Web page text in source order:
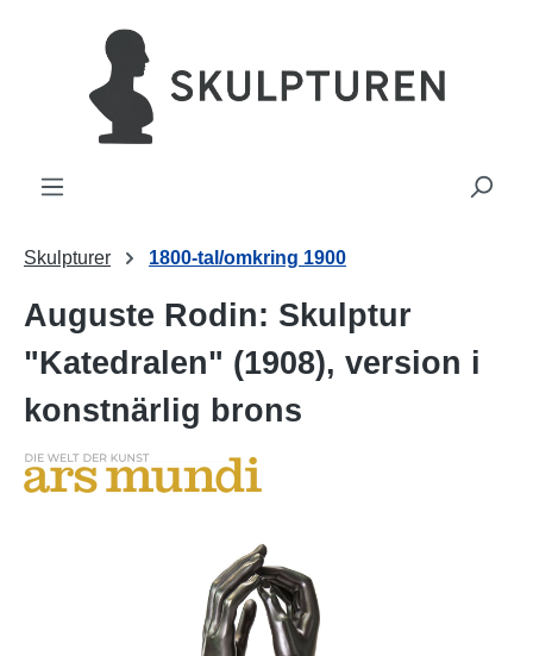
Skulpturer 1800-tal/omkring 1900
Auguste Rodin: Skulptur
"Katedralen" (1908), version i
konstnärlig brons